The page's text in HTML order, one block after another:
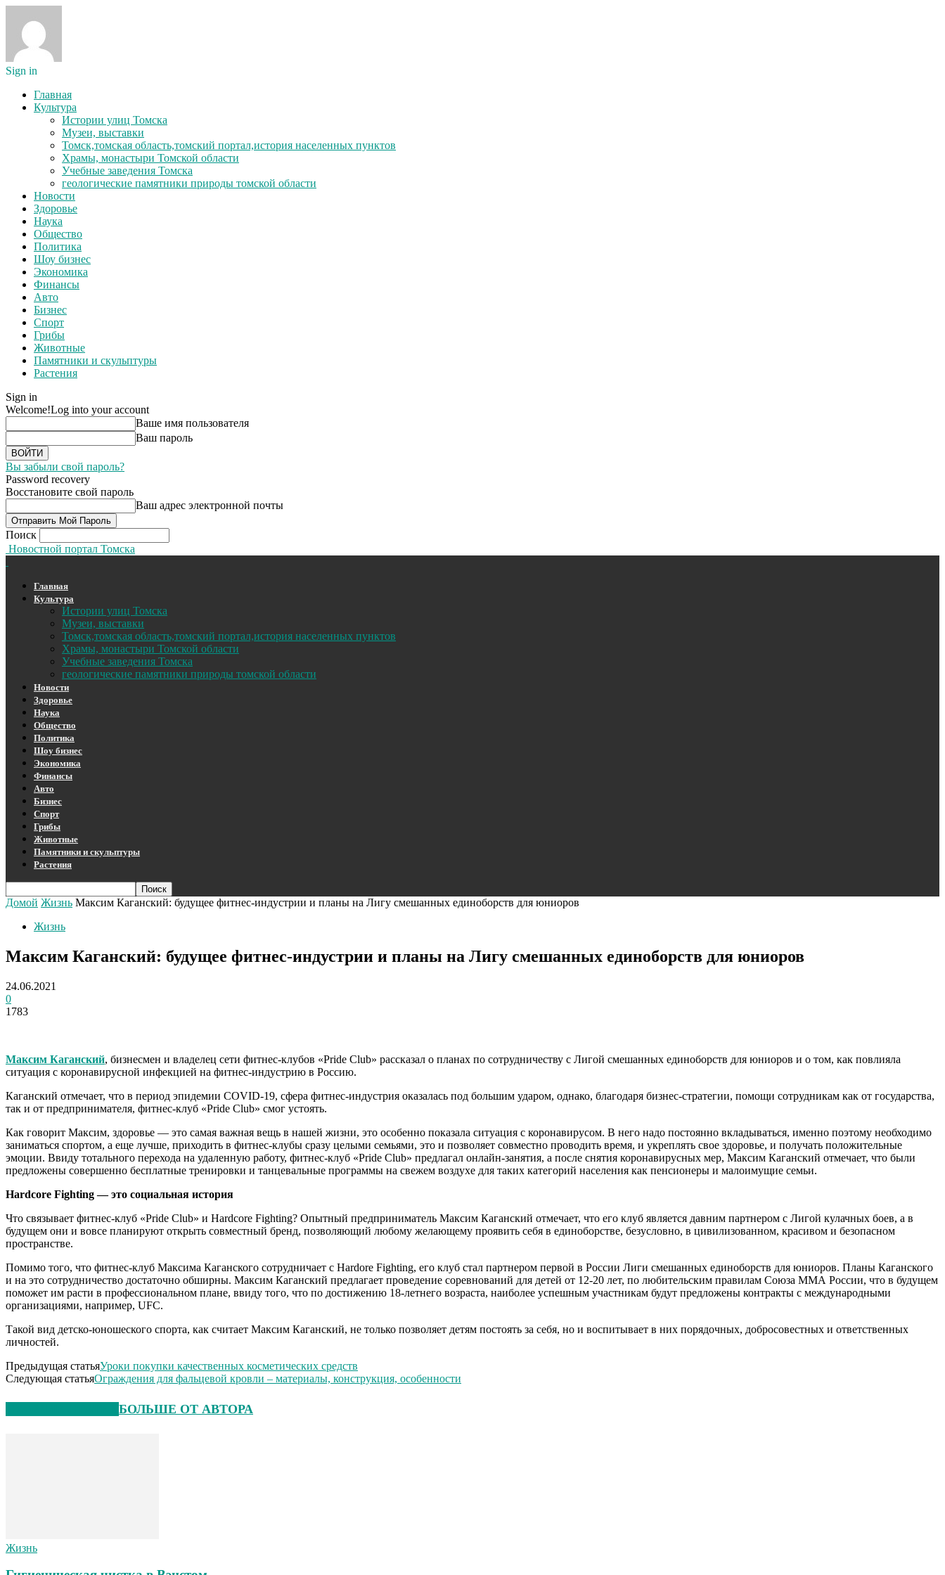
Sign in
Главная
Культура
Истории улиц Томска
Музеи, выставки
Томск,томская область,томский портал,история населенных пунктов
Храмы, монастыри Томской области
Учебные заведения Томска
геологические памятники природы томской области
Новости
Здоровье
Наука
Общество
Политика
Шоу бизнес
Экономика
Финансы
Авто
Бизнес
Спорт
Грибы
Животные
Памятники и скульптуры
Растения
Sign in
Welcome!Log into your account
Ваше имя пользователя
Ваш пароль
Вы забыли свой пароль?
Password recovery
Восстановите свой пароль
Ваш адрес электронной почты
Поиск
Новостной портал Томска
Главная
Культура
Истории улиц Томска
Музеи, выставки
Томск,томская область,томский портал,история населенных пунктов
Храмы, монастыри Томской области
Учебные заведения Томска
геологические памятники природы томской области
Новости
Здоровье
Наука
Общество
Политика
Шоу бизнес
Экономика
Финансы
Авто
Бизнес
Спорт
Грибы
Животные
Памятники и скульптуры
Растения
Домой Жизнь Максим Каганский: будущее фитнес-индустрии и планы на Лигу смешанных единоборств для юниоров
Жизнь
Максим Каганский: будущее фитнес-индустрии и планы на Лигу смешанных единоборств для юниоров
24.06.2021
0
1783
Максим Каганский, бизнесмен и владелец сети фитнес-клубов «Pride Club» рассказал о планах по сотрудничеству с Лигой смешанных единоборств для юниоров и о том, как повлияла
ситуация с коронавирусной инфекцией на фитнес-индустрию в Россию.
Каганский отмечает, что в период эпидемии COVID-19, сфера фитнес-индустрия оказалась под большим ударом, однако, благодаря бизнес-стратегии, помощи сотрудникам как от государства,
так и от предпринимателя, фитнес-клуб «Pride Club» смог устоять.
Как говорит Максим, здоровье — это самая важная вещь в нашей жизни, это особенно показала ситуация с коронавирусом. В него надо постоянно вкладываться, именно поэтому необходимо
заниматься спортом, а еще лучше, приходить в фитнес-клубы сразу целыми семьями, это и позволяет совместно проводить время, и укреплять свое здоровье, и получать положительные
эмоции. Ввиду тотального перехода на удаленную работу, фитнес-клуб «Pride Club» предлагал онлайн-занятия, а после снятия коронавирусных мер, Максим Каганский отмечает, что были
предложены совершенно бесплатные тренировки и танцевальные программы на свежем воздухе для таких категорий населения как пенсионеры и малоимущие семьи.
Hardcore Fighting — это социальная история
Что связывает фитнес-клуб «Pride Club» и Hardcore Fighting? Опытный предприниматель Максим Каганский отмечает, что его клуб является давним партнером с Лигой кулачных боев, а в
будущем они и вовсе планируют открыть совместный бренд, позволяющий любому желающему проявить себя в единоборстве, безусловно, в цивилизованном, красивом и безопасном
пространстве.
Помимо того, что фитнес-клуб Максима Каганского сотрудничает с Hardore Fighting, его клуб стал партнером первой в России Лиги смешанных единоборств для юниоров. Планы Каганского
и на это сотрудничество достаточно обширны. Максим Каганский предлагает проведение соревнований для детей от 12-20 лет, по любительским правилам Союза ММА России, что в будущем
поможет им расти в профессиональном плане, ввиду того, что по достижению 18-летнего возраста, наиболее успешным участникам будут предложены контракты с международными
организациями, например, UFC.
Такой вид детско-юношеского спорта, как считает Максим Каганский, не только позволяет детям постоять за себя, но и воспитывает в них порядочных, добросовестных и ответственных
личностей.
Предыдущая статьяУроки покупки качественных косметических средств
Следующая статьяОграждения для фальцевой кровли – материалы, конструкция, особенности
БОЛЬШЕ ОТ АВТОРА
Жизнь